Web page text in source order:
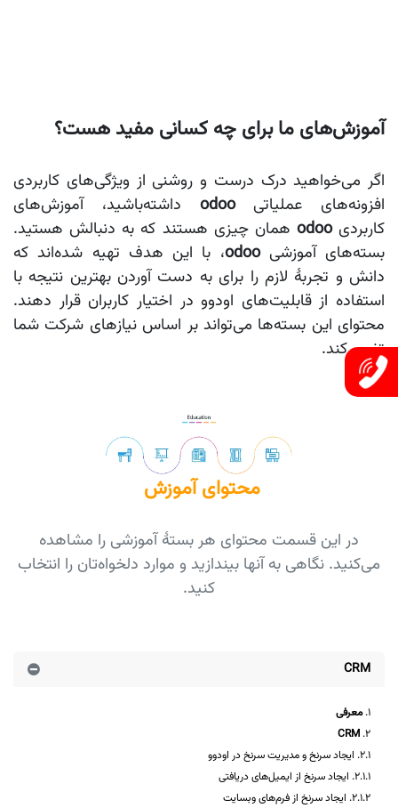
آموزش‌های ما برای چه کسانی مفید هست؟
اگر می‌خواهید درک درست و روشنی از ویژگی‌های کاربردی
افزونه‌های عملیاتی
odoo
داشته‌باشید، آموزش‌های
کاربردیodooهمان چیزی هستند که به دنبالش هستید.
بسته‌های آموزشیodoo، با این هدف تهیه شده‌اند که
دانش و تجربۀ لازم را برای به دست آوردن بهترین نتیجه با
استفاده از قابلیت‌های اودوو در اختیار کاربران قرار دهند.
محتوای این بسته‌ها می‌تواند بر اساس ‌نیازهای شرکت شما
تغییر کند.
محتوای آموزش
در این قسمت محتوای هر بستۀ آموزشی را مشاهده
می‌کنید. نگاهی به آنها بیندازید و موارد دلخواه‌تان را انتخاب
کنید.
CRM
معرفی
2.1.1. ایجاد سرنخ از ایمیل‌های دریافتی
2.1.2. ایجاد سرنخ از فرم‌های وبسایت